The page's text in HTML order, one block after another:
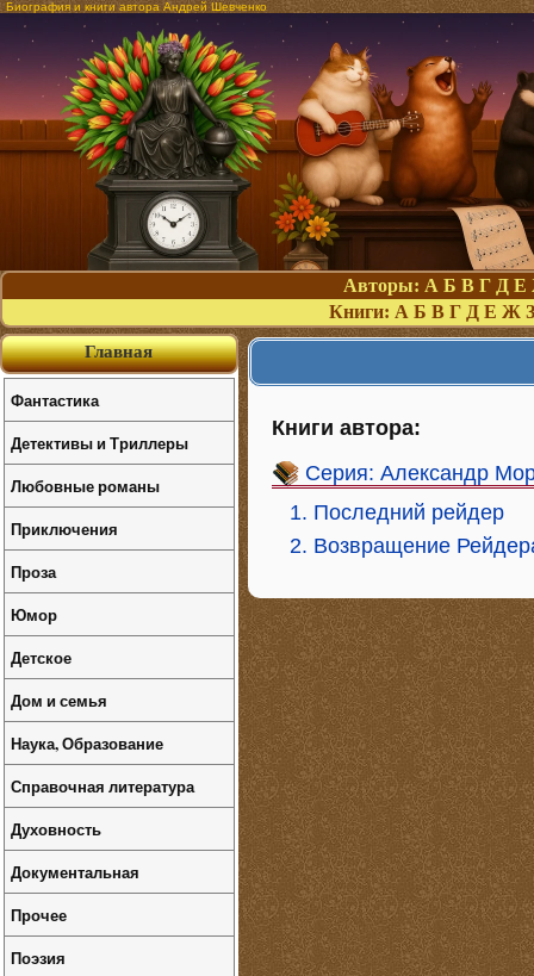
Биография и книги автора Андрей Шевченко
Авторы: А Б В Г Д Е
Книги: А Б В Г Д Е Ж З
Книги автора:
Серия: Александр
1. Последний рейдер
2. Возвращение
Главная
Фантастика
Детективы и Триллеры
Любовные романы
Приключения
Проза
Юмор
Детское
Дом и семья
Наука, Образование
Справочная литература
Духовность
Документальная
Прочее
Поэзия